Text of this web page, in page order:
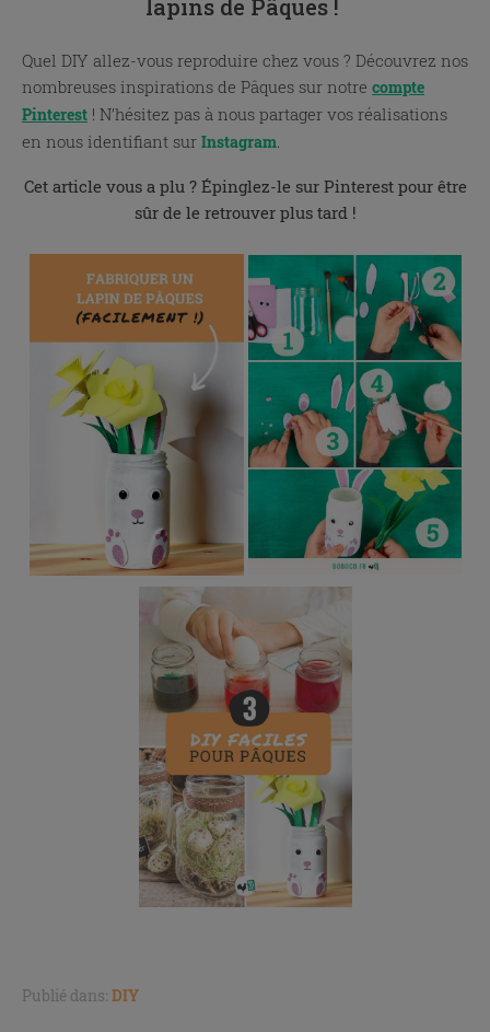
lapins de Pâques !
Quel DIY allez-vous reproduire chez vous ? Découvrez nos
nombreuses inspirations de Pâques sur notre compte
Pinterest ! N’hésitez pas à nous partager vos réalisations
en nous identifiant sur Instagram.
Cet article vous a plu ? Épinglez-le sur Pinterest pour être
sûr de le retrouver plus tard !
Publié dans: DIY